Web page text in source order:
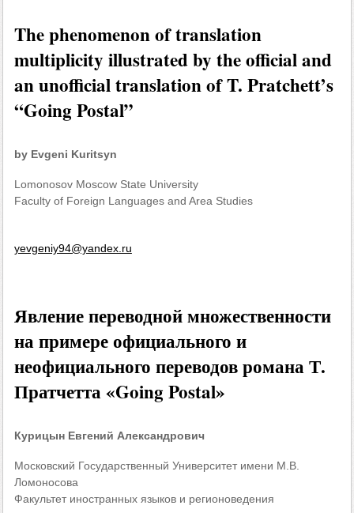
The phenomenon of translation
multiplicity illustrated by the official and
an unofficial translation of T. Pratchett’s
“Going Postal”
by Evgeni Kuritsyn
Lomonosov Moscow State University
Faculty of Foreign Languages and Area Studies
yevgeniy94@yandex.ru
Явление переводной множественности
на примере официального и
неофициального переводов романа Т.
Пратчетта «Going Postal»
Курицын Евгений Александрович
Московский Государственный Университет имени М.В.
Ломоносова
Факультет иностранных языков и регионоведения